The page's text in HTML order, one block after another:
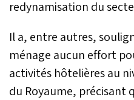
redynamisation du
Il a, entre autres,
ménage aucun effort
activités hôtelières au
du Royaume, précisant